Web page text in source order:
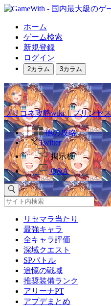
ホーム
ゲーム検索
新規登録
ログイン
2カラム 3カラム
プリコネ攻略wiki｜プリンセ
他の攻略
Twitter
掲示板
Q&A
リセマラ当たり
最強キャラ
全キャラ評価
深域クエスト
SPバトル
追憶の戦域
推奨装備ランク
アリーナPT
アプデまとめ